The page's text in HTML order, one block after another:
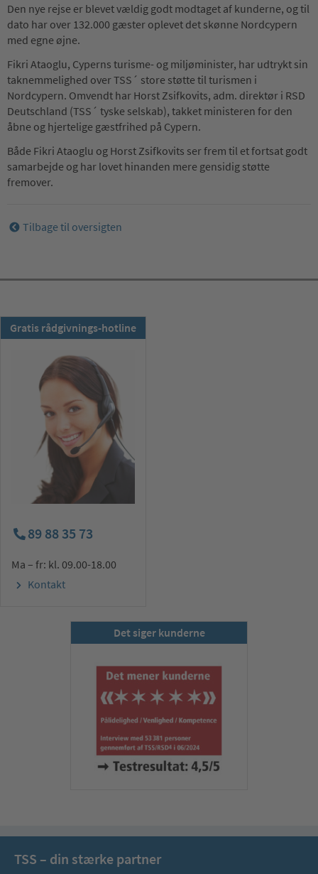
Den nye rejse er blevet vældig godt modtaget af kunderne, og til
dato har over 132.000 gæster oplevet det skønne Nordcypern
med egne øjne.
Fikri Ataoglu, Cyperns turisme- og miljøminister, har udtrykt sin
taknemmelighed over TSS´ store støtte til turismen i
Nordcypern. Omvendt har Horst Zsifkovits, adm. direktør i RSD
Deutschland (TSS´ tyske selskab), takket ministeren for den
åbne og hjertelige gæstfrihed på Cypern.
Både Fikri Ataoglu og Horst Zsifkovits ser frem til et fortsat godt
samarbejde og har lovet hinanden mere gensidig støtte
fremover.
Tilbage til oversigten
Gratis rådgivnings-hotline
89 88 35 73
Ma – fr: kl. 09.00-18.00
Kontakt
Det siger kunderne
TSS – din stærke partner